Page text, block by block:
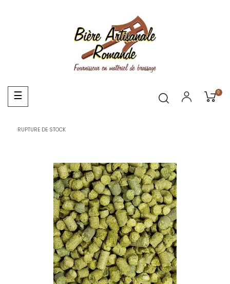
Basculer
la
☰ 0
RUPTURE DE STOCK